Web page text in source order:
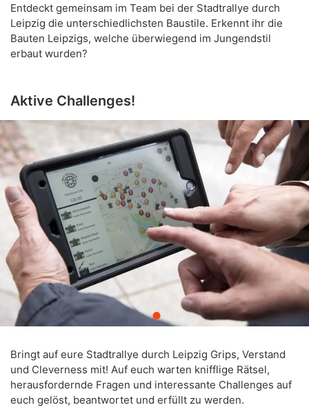
Entdeckt gemeinsam im Team bei der Stadtrallye durch
Leipzig die unterschiedlichsten Baustile. Erkennt ihr die
Bauten Leipzigs, welche überwiegend im Jungendstil
erbaut wurden?
Aktive Challenges!
Bringt auf eure Stadtrallye durch Leipzig Grips, Verstand
und Cleverness mit! Auf euch warten knifflige Rätsel,
herausfordernde Fragen und interessante Challenges auf
euch gelöst, beantwortet und erfüllt zu werden.